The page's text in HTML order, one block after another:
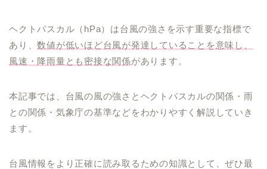
ヘクトパスカル（hPa）は台風の強さを示す重要な指標で
あり、数値が低いほど台風が発達していることを意味し、
風速・降雨量とも密接な関係があります。
本記事では、台風の風の強さとヘクトパスカルの関係・雨
との関係・気象庁の基準などをわかりやすく解説していき
ます。
台風情報をより正確に読み取るための知識として、ぜひ最